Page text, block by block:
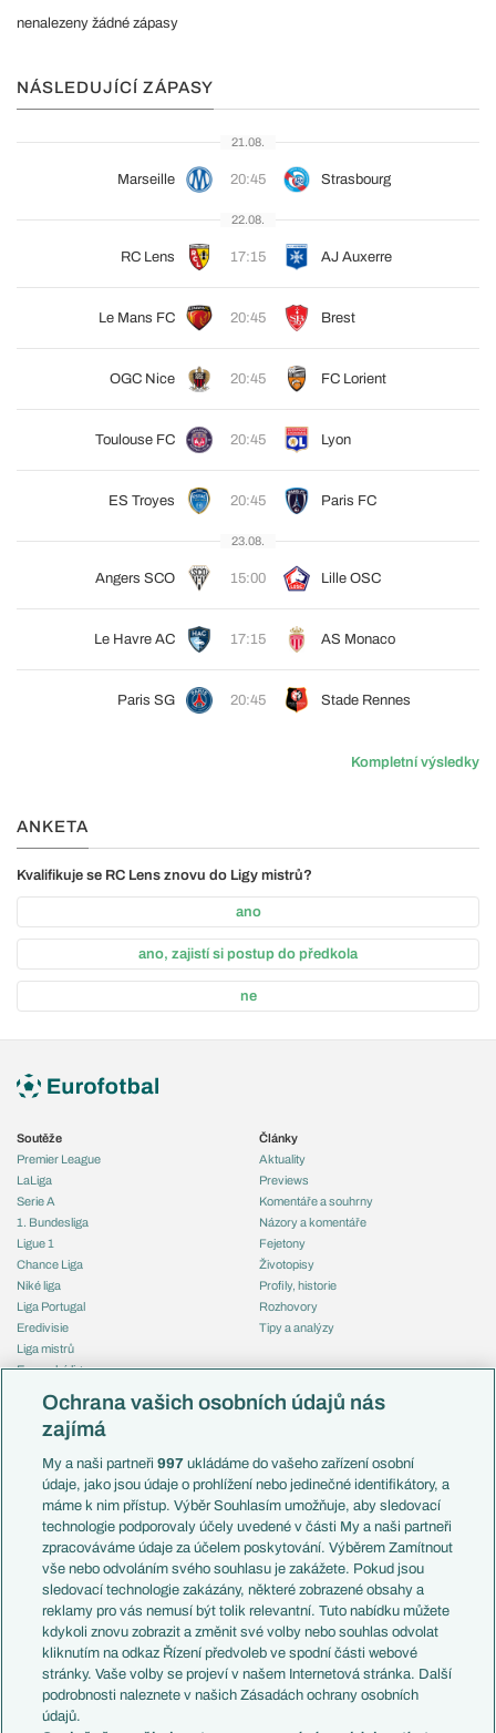
nenalezeny žádné zápasy
NÁSLEDUJÍCÍ ZÁPASY
21.08.
Marseille 20:45 Strasbourg
22.08.
RC Lens 17:15 AJ Auxerre
Le Mans FC 20:45 Brest
OGC Nice 20:45 FC Lorient
Toulouse FC 20:45 Lyon
ES Troyes 20:45 Paris FC
23.08.
Angers SCO 15:00 Lille OSC
Le Havre AC 17:15 AS Monaco
Paris SG 20:45 Stade Rennes
Kompletní výsledky
ANKETA
Kvalifikuje se RC Lens znovu do Ligy mistrů?
ano
ano, zajistí si postup do předkola
ne
Soutěže
Premier League
LaLiga
Serie A
1. Bundesliga
Ligue 1
Chance Liga
Niké liga
Liga Portugal
Eredivisie
Liga mistrů
Evropská liga
Mistrovství světa
Liga národů
Témata
Představení týmů MS
EuroSkauting
PL v kostce
Evropské koeficienty
Přestupy
Přestupové spekulace
Zranění
Kluby
Arsenal FC
Chelsea FC
Články
Aktuality
Previews
Komentáře a souhrny
Názory a komentáře
Fejetony
Životopisy
Profily, historie
Rozhovory
Tipy a analýzy
Česko
Francie
Itálie
Německo
Španělsko
Argentina
Brazílie
Přestupy
Zápasy
Livescore
Tipovací soutěž
Ochrana vašich osobních údajů nás
zajímá
My a naši partneři997 ukládáme do vašeho zařízení osobní
údaje, jako jsou údaje o prohlížení nebo jedinečné identifikátory, a
máme k nim přístup. Výběr Souhlasím umožňuje, aby sledovací
technologie podporovaly účely uvedené v části My a naši partneři
zpracováváme údaje za účelem poskytování. Výběrem Zamítnout
vše nebo odvoláním svého souhlasu je zakážete. Pokud jsou
sledovací technologie zakázány, některé zobrazené obsahy a
reklamy pro vás nemusí být tolik relevantní. Tuto nabídku můžete
kdykoli znovu zobrazit a změnit své volby nebo souhlas odvolat
kliknutím na odkaz Řízení předvoleb ve spodní části webové
stránky. Vaše volby se projeví v našem Internetová stránka. Další
podrobnosti naleznete v našich Zásadách ochrany osobních
údajů.